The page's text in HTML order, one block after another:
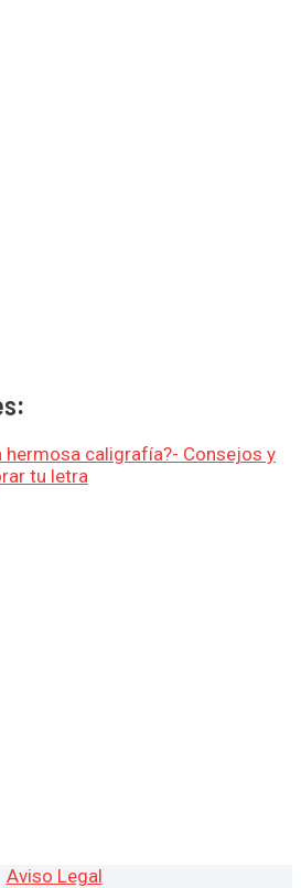
hermosa caligrafía?- Consejos y
tu letra
Aviso Legal